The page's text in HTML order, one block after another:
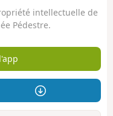
intellectuelle de
Pédestre.